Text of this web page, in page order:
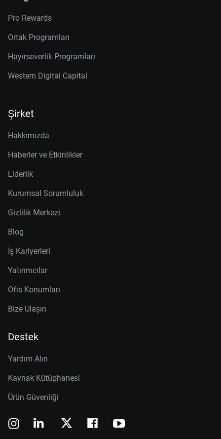
Pro Rewards
Ortak Programları
Hayırseverlik Programları
Western Digital Capital
Şirket
Hakkımızda
Haberler ve Etkinlikler
Liderlik
Kurumsal Sorumluluk
Gizlilik Merkezi
Blog
İş Kariyerleri
Yatırımcılar
Ofis Konumları
Bize Ulaşın
Destek
Yardım Alın
Kaynak Kütüphanesi
Ürün Güvenliği